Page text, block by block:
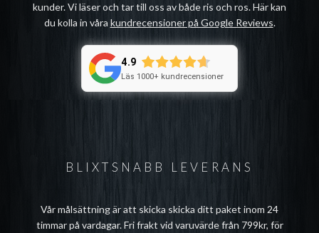
BLIXTSNABB LEVERANS
Vår målsättning är att skicka skicka ditt paket inom 24
timmar på vardagar. Fri frakt vid varuvärde från 799kr, för
kunder. Vi läser och tar till oss av både ris och ros. Här kan
du kolla in våra kundrecensioner på Google Reviews.
4.9
Läs 1000+ kundrecensioner